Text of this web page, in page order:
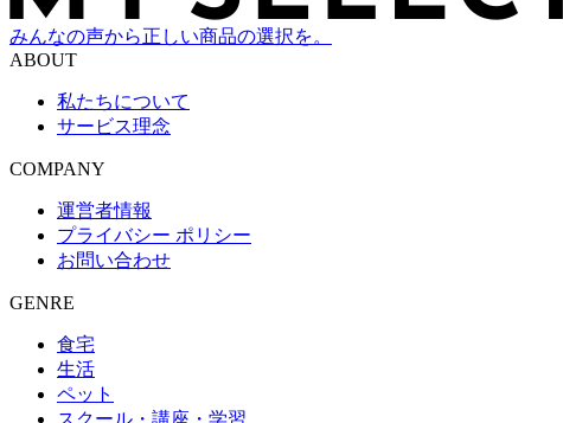
みんなの声から正しい商品の選択を。
ABOUT
私たちについて
サービス理念
COMPANY
運営者情報
プライバシー ポリシー
お問い合わせ
GENRE
食宅
生活
ペット